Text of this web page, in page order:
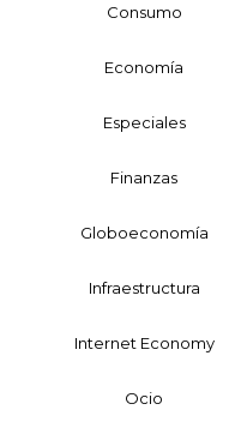
Consumo
Economía
Especiales
Finanzas
Globoeconomía
Infraestructura
Internet Economy
Ocio